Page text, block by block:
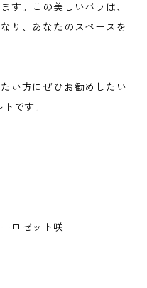
す。この美しいバラは、
り、あなたのスペースを
い方にぜひお勧めしたい
です。
ロゼット咲